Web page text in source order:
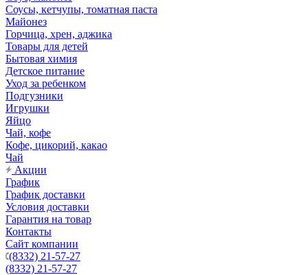
Соусы, кетчупы, томатная паста
Майонез
Горчица, хрен, аджика
Товары для детей
Бытовая химия
Детское питание
Уход за ребенком
Подгузники
Игрушки
Яйцо
Чай, кофе
Кофе, цикорий, какао
Чай
Акции
График
График доставки
Условия доставки
Гарантия на товар
Контакты
Сайт компании
(8332) 21-57-27
(8332) 21-57-27